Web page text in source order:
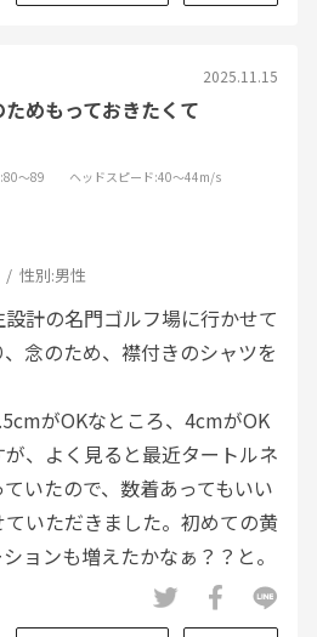
2025.11.15
めもっておきたくて
:80～89 ヘッドスピード:40～44m/s
性別:男性
計の名門ゴルフ場に行かせて
念のため、襟付きのシャツを
がOKなところ、4cmがOK
、よく見ると最近タートルネ
いたので、数着あってもいい
いただきました。初めての黄
ョンも増えたかなぁ？？と。